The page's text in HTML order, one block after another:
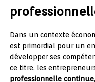
Dans un contexte
est primordial pour un
développer ses
ce titre, les
professionnelle continue